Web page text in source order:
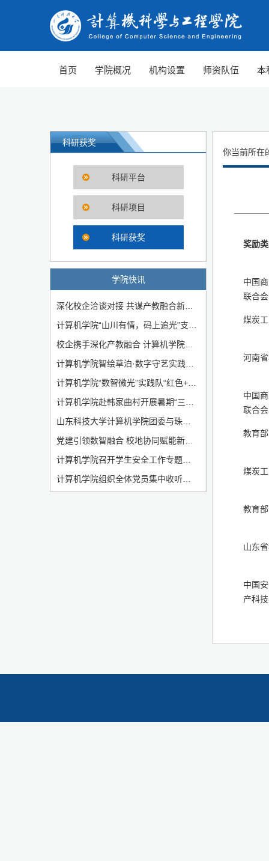
首页 学院概况 机构设置 师资队伍 本
科研获奖
科研平台
科研项目
科研获奖
学院快讯
你当前所在
奖励
中国
联合会
煤炭
河南
中国
联合会
教育部
煤炭
教育部
山东
中国
产科